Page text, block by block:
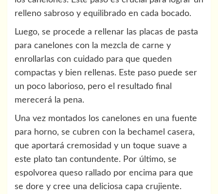
relleno sabroso y equilibrado en cada bocado.
Luego, se procede a rellenar las placas de pasta
para canelones con la mezcla de carne y
enrollarlas con cuidado para que queden
compactas y bien rellenas. Este paso puede ser
un poco laborioso, pero el resultado final
merecerá la pena.
Una vez montados los canelones en una fuente
para horno, se cubren con la bechamel casera,
que aportará cremosidad y un toque suave a
este plato tan contundente. Por último, se
espolvorea queso rallado por encima para que
se dore y cree una deliciosa capa crujiente.